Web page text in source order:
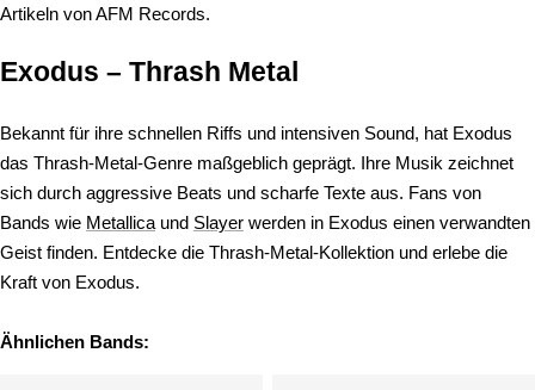
Artikeln von AFM Records.
Exodus – Thrash Metal
Bekannt für ihre schnellen Riffs und intensiven Sound, hat Exodus
das Thrash-Metal-Genre maßgeblich geprägt. Ihre Musik zeichnet
sich durch aggressive Beats und scharfe Texte aus. Fans von
Bands wie Metallica und Slayer werden in Exodus einen verwandten
Geist finden. Entdecke die Thrash-Metal-Kollektion und erlebe die
Kraft von Exodus.
Ähnlichen Bands: